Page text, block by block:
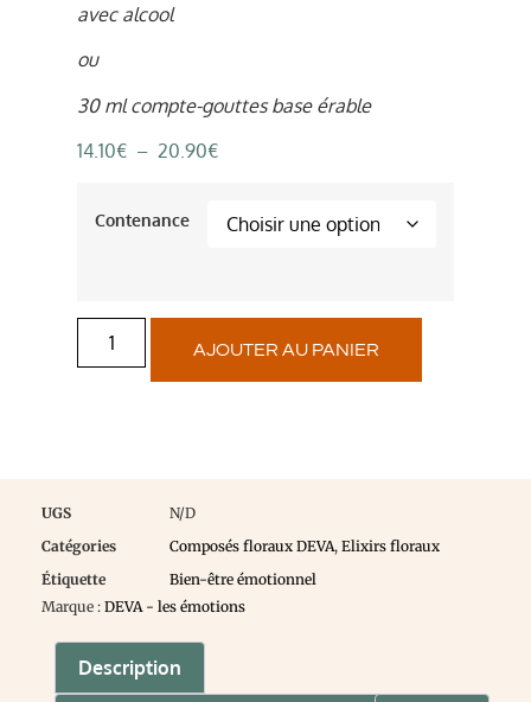
avec alcool
ou
30 ml compte-gouttes base érable
14.10€ – 20.90€
Contenance
AJOUTER AU PANIER
UGS
N/D
Catégories
Composés floraux DEVA, Elixirs floraux
Étiquette
Bien-être émotionnel
Marque : DEVA - les émotions
Description